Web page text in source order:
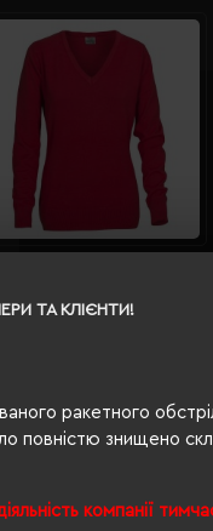
ТА КЛІЄНТИ!
ракетного
повністю знищено
компанії
оптом?
2363.39 грн